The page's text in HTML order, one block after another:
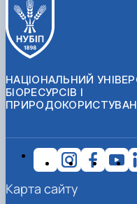
НАЦІОНАЛЬНИЙ
БІОРЕСУРСІВ І
Карта сайту